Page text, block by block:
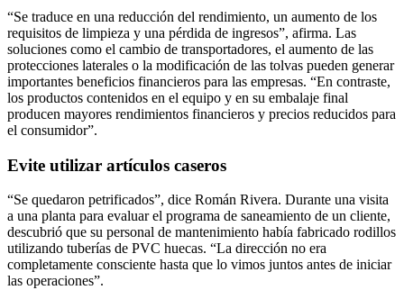
“Se traduce en una reducción del rendimiento, un aumento de los
requisitos de limpieza y una pérdida de ingresos”, afirma. Las
soluciones como el cambio de transportadores, el aumento de las
protecciones laterales o la modificación de las tolvas pueden generar
importantes beneficios financieros para las empresas. “En contraste,
los productos contenidos en el equipo y en su embalaje final
producen mayores rendimientos financieros y precios reducidos para
el consumidor”.
Evite utilizar artículos caseros
“Se quedaron petrificados”, dice Román Rivera. Durante una visita
a una planta para evaluar el programa de saneamiento de un cliente,
descubrió que su personal de mantenimiento había fabricado rodillos
utilizando tuberías de PVC huecas. “La dirección no era
completamente consciente hasta que lo vimos juntos antes de iniciar
las operaciones”.